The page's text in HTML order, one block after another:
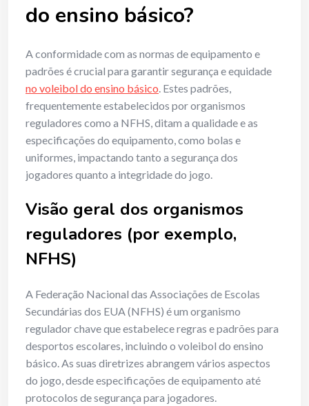
do ensino básico?
A conformidade com as normas de equipamento e
padrões é crucial para garantir segurança e equidade
no voleibol do ensino básico. Estes padrões,
frequentemente estabelecidos por organismos
reguladores como a NFHS, ditam a qualidade e as
especificações do equipamento, como bolas e
uniformes, impactando tanto a segurança dos
jogadores quanto a integridade do jogo.
Visão geral dos organismos
reguladores (por exemplo,
NFHS)
A Federação Nacional das Associações de Escolas
Secundárias dos EUA (NFHS) é um organismo
regulador chave que estabelece regras e padrões para
desportos escolares, incluindo o voleibol do ensino
básico. As suas diretrizes abrangem vários aspectos
do jogo, desde especificações de equipamento até
protocolos de segurança para jogadores.